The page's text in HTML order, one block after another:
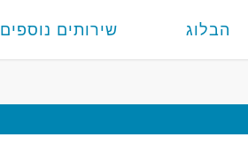
הבלוג שירותים נוספים